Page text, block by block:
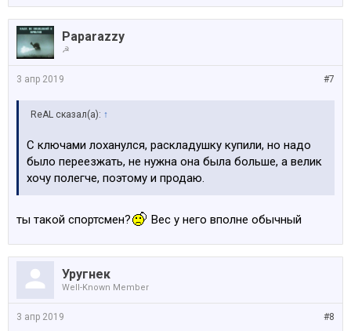
Paparazzy
☭
#7
3 апр 2019
ReAL сказал(а): ↑
С ключами лоханулся, раскладушку купили, но надо
было переезжать, не нужна она была больше, а велик
хочу полегче, поэтому и продаю.
ты такой спортсмен? Вес у него вполне обычный
Уругнек
Well-Known Member
#8
3 апр 2019